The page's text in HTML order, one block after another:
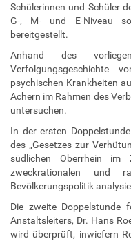
Schülerinnen und Schüler
G-, M- und E-Niveau
bereitgestellt.
Anhand des
Verfolgungsgeschichte
psychischen Krankheiten
Achern im Rahmen des
untersuchen.
In der ersten
des „Gesetzes zur
südlichen Oberrhein im
zweckrationalen und
Bevölkerungspolitik
Die zweite Doppelstunde
Anstaltsleiters, Dr. Hans
wird überprüft, inwiefern